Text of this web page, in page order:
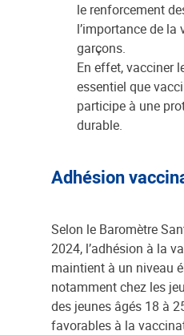
le renforcement
l’importance de
garçons.
En effet, vacciner
essentiel que
participe à une
durable.
Adhésion
Selon le Baromètre
2024, l’adhésion à la
maintient à un niveau
notamment chez les
des jeunes âgés 18 à
favorables à la